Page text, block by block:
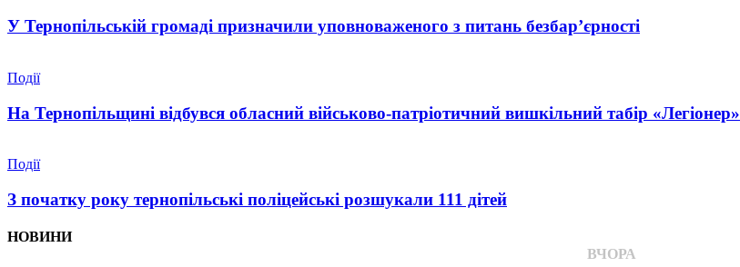
У Тернопільській громаді призначили уповноваженого з питань безбар’єрності
Події
На Тернопільщині відбувся обласний військово-патріотичний вишкільний табір «Легіонер»
Події
З початку року тернопільські поліцейські розшукали 111 дітей
НОВИНИ
ВЧОРА